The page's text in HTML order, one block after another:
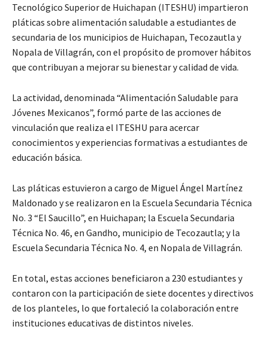
Tecnológico Superior de Huichapan (ITESHU) impartieron
pláticas sobre alimentación saludable a estudiantes de
secundaria de los municipios de Huichapan, Tecozautla y
Nopala de Villagrán, con el propósito de promover hábitos
que contribuyan a mejorar su bienestar y calidad de vida.
La actividad, denominada “Alimentación Saludable para
Jóvenes Mexicanos”, formó parte de las acciones de
vinculación que realiza el ITESHU para acercar
conocimientos y experiencias formativas a estudiantes de
educación básica.
Las pláticas estuvieron a cargo de Miguel Ángel Martínez
Maldonado y se realizaron en la Escuela Secundaria Técnica
No. 3 “El Saucillo”, en Huichapan; la Escuela Secundaria
Técnica No. 46, en Gandho, municipio de Tecozautla; y la
Escuela Secundaria Técnica No. 4, en Nopala de Villagrán.
En total, estas acciones beneficiaron a 230 estudiantes y
contaron con la participación de siete docentes y directivos
de los planteles, lo que fortaleció la colaboración entre
instituciones educativas de distintos niveles.